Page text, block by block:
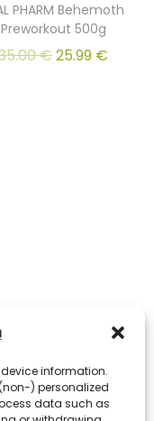
information.
) personalized
data such as
PHARM Behemoth
Preworkout 500g
€25.99 €